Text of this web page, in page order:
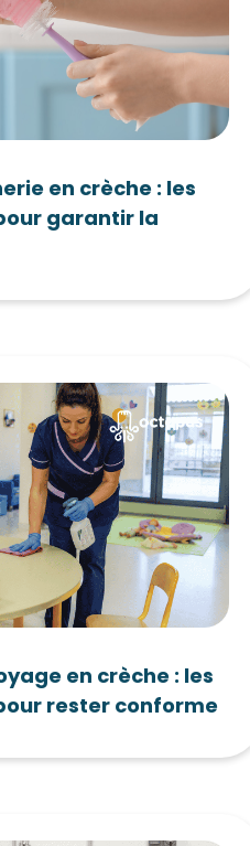
en crèche : les
garantir la
en crèche : les
rester conforme